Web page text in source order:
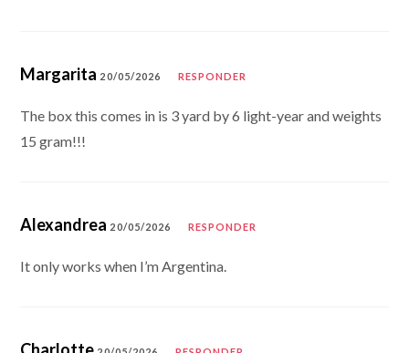
Margarita 20/05/2026 RESPONDER
The box this comes in is 3 yard by 6 light-year and weights
15 gram!!!
Alexandrea 20/05/2026 RESPONDER
It only works when I’m Argentina.
Charlotte